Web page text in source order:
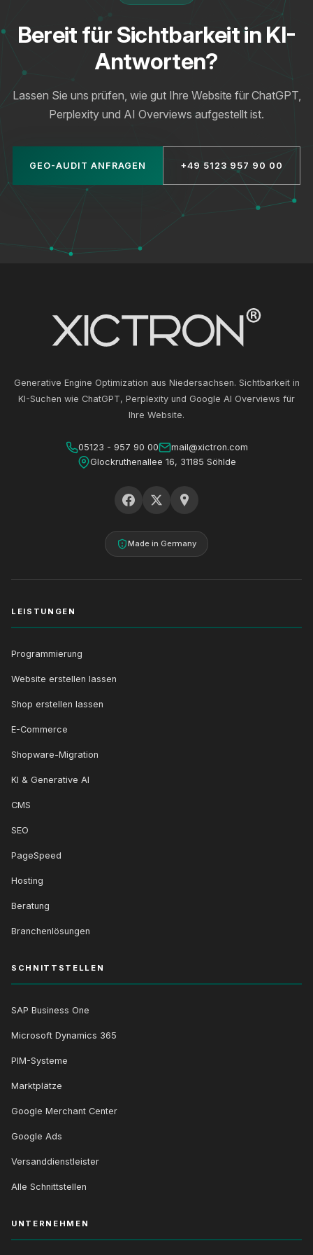
Bereit für Sichtbarkeit in KI-
Antworten?
Lassen Sie uns prüfen, wie gut Ihre Website für ChatGPT,
Perplexity und AI Overviews aufgestellt ist.
GEO-AUDIT ANFRAGEN +49 5123 957 90 00
Generative Engine Optimization aus Niedersachsen. Sichtbarkeit in
KI-Suchen wie ChatGPT, Perplexity und Google AI Overviews für
Ihre Website.
05123 - 957 90 00
mail@xictron.com
Glockruthenallee 16, 31185 Söhlde
Made in Germany
LEISTUNGEN
Programmierung
Website erstellen lassen
Shop erstellen lassen
E-Commerce
Shopware-Migration
KI & Generative AI
CMS
SEO
PageSpeed
Hosting
Beratung
Branchenlösungen
SCHNITTSTELLEN
SAP Business One
Microsoft Dynamics 365
PIM-Systeme
Marktplätze
Google Merchant Center
Google Ads
Versanddienstleister
Alle Schnittstellen
UNTERNEHMEN